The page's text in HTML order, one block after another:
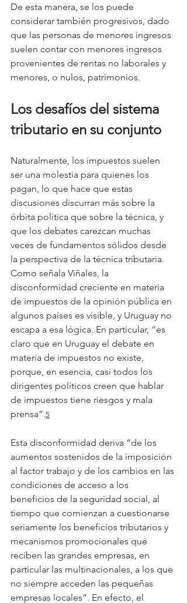
De esta manera, se los puede
considerar también progresivos, dado
que las personas de menores ingresos
suelen contar con menores ingresos
provenientes de rentas no laborales y
menores, o nulos, patrimonios.
Los desafíos del sistema
tributario en su conjunto
Naturalmente, los impuestos suelen
ser una molestia para quienes los
pagan, lo que hace que estas
discusiones discurran más sobre la
órbita política que sobre la técnica, y
que los debates carezcan muchas
veces de fundamentos sólidos desde
la perspectiva de la técnica tributaria.
Como señala Viñales, la
disconformidad creciente en materia
de impuestos de la opinión pública en
algunos países es visible, y Uruguay no
escapa a esa lógica. En particular, “es
claro que en Uruguay el debate en
materia de impuestos no existe,
porque, en esencia, casi todos los
dirigentes políticos creen que hablar
de impuestos tiene riesgos y mala
prensa”.5
Esta disconformidad deriva “de los
aumentos sostenidos de la imposición
al factor trabajo y de los cambios en las
condiciones de acceso a los
beneficios de la seguridad social, al
tiempo que comienzan a cuestionarse
seriamente los beneficios tributarios y
mecanismos promocionales que
reciben las grandes empresas, en
particular las multinacionales, a los que
no siempre acceden las pequeñas
empresas locales”. En efecto, el